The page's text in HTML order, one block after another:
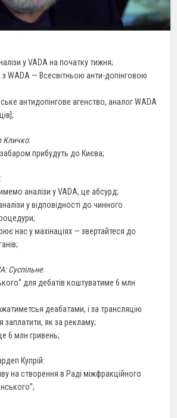
у VADA на початку тижня;
з WADA — Всесвітньою анти-допінговою
антидопінгове агенство, аналог WADA
Кличко:
прибудуть до Києва;
аналізи у VADA, це абсурд;
у відповідності до чинного
нас у махінаціях — звертайтеся до
Суспiльне:
для дебатів коштуватиме 6 млн
деабатами, і за трансляцію
як за рекламу;
6 млн гривень;
Купрій:
на створення в Раді міжфракційного